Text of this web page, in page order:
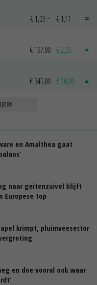
€ 1,09 ~ € 1,11
€ 197,00 € 2,00
€ 345,00 € 20,00
en Amalthea gaat
naar geitenzuivel blijft
Europese top
krimpt, pluimveesector
en doe vooral ook waar